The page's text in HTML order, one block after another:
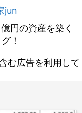
jun
円の資産を築く
！
む広告を利用して